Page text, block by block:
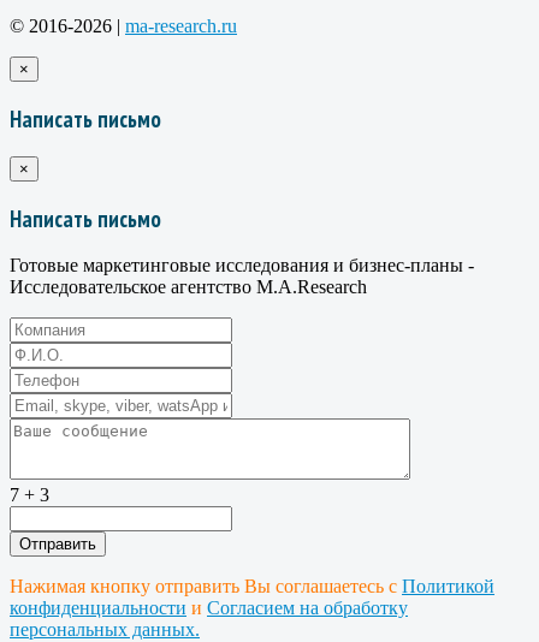
© 2016-2026 | ma-research.ru
×
Написать письмо
×
Написать письмо
Готовые маркетинговые исследования и бизнес-планы -
Исследовательское агентство M.A.Research
7 + 3
Нажимая кнопку отправить Вы соглашаетесь с Политикой
конфиденциальности и Согласием на обработку
персональных данных.